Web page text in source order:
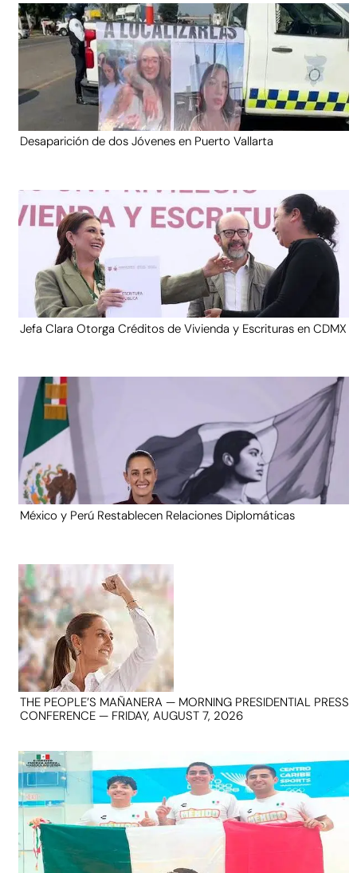
Desaparición de dos Jóvenes en Puerto Vallarta
Jefa Clara Otorga Créditos de Vivienda y Escrituras en CDMX
México y Perú Restablecen Relaciones Diplomáticas
THE PEOPLE’S MAÑANERA — MORNING PRESIDENTIAL PRESS
CONFERENCE — FRIDAY, AUGUST 7, 2026